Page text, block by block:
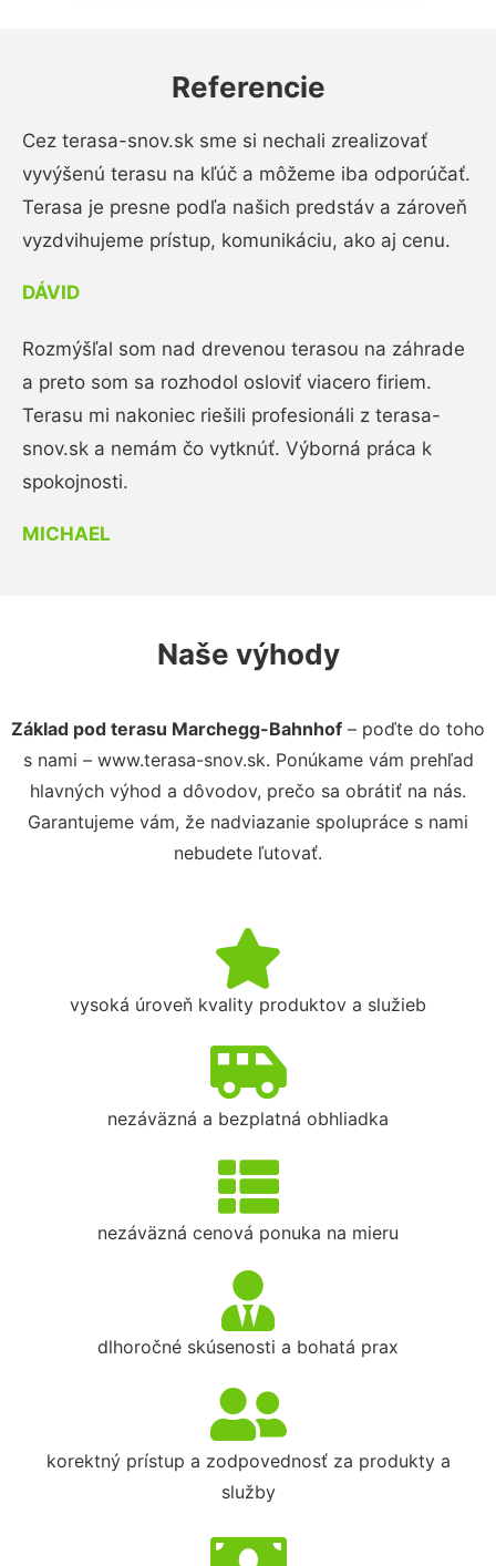
Referencie
Cez terasa-snov.sk sme si nechali zrealizovať
vyvýšenú terasu na kľúč a môžeme iba odporúčať.
Terasa je presne podľa našich predstáv a zároveň
vyzdvihujeme prístup, komunikáciu, ako aj cenu.
DÁVID
Rozmýšľal som nad drevenou terasou na záhrade
a preto som sa rozhodol osloviť viacero firiem.
Terasu mi nakoniec riešili profesionáli z terasa-
snov.sk a nemám čo vytknúť. Výborná práca k
spokojnosti.
MICHAEL
Naše výhody
Základ pod terasu Marchegg-Bahnhof – poďte do toho
s nami – www.terasa-snov.sk. Ponúkame vám prehľad
hlavných výhod a dôvodov, prečo sa obrátiť na nás.
Garantujeme vám, že nadviazanie spolupráce s nami
nebudete ľutovať.
vysoká úroveň kvality produktov a služieb
nezáväzná a bezplatná obhliadka
nezáväzná cenová ponuka na mieru
dlhoročné skúsenosti a bohatá prax
korektný prístup a zodpovednosť za produkty a
služby